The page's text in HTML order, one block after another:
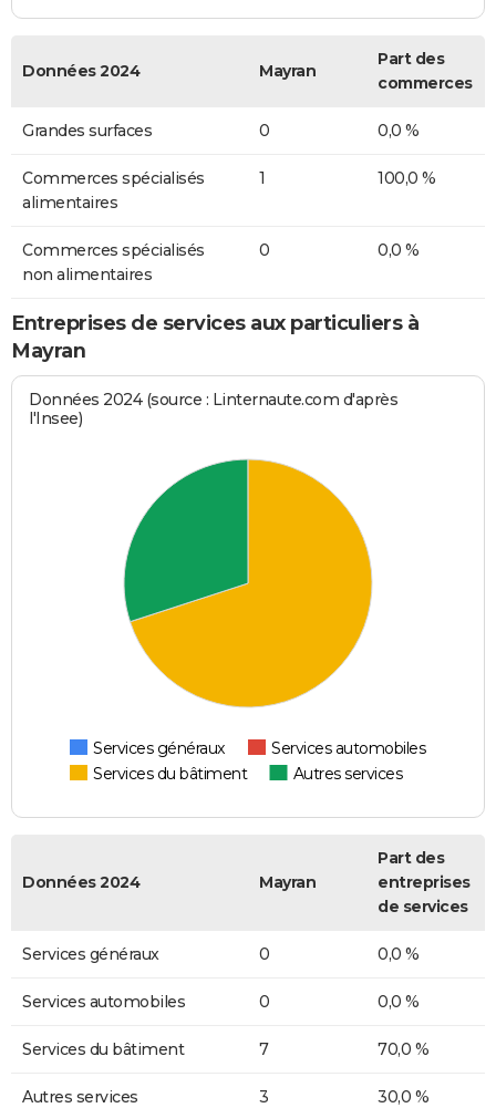
Données 2024 Mayran
Part des
commerces
Grandes surfaces 0 0,0 %
Commerces spécialisés
alimentaires
1 100,0 %
Commerces spécialisés
non alimentaires
0 0,0 %
Entreprises de services aux particuliers à
Mayran
Données 2024 (source : Linternaute.com d'après
l'Insee)
Services généraux
Services automobiles
Services du bâtiment
Autres services
Données 2024 Mayran
Part des
entreprises
de services
Services généraux 0 0,0 %
Services automobiles 0 0,0 %
Services du bâtiment 7 70,0 %
Autres services 3 30,0 %